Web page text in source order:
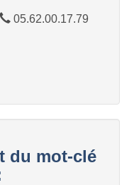
05.62.00.17.79
du mot-clé